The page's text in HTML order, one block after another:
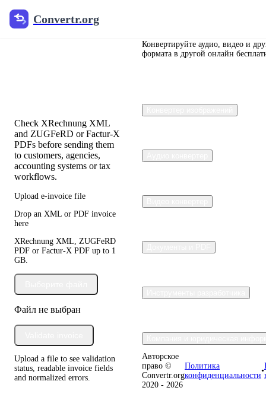
Convertr.org
Валидатор
Check XRechnung XML
and ZUGFeRD or Factur-X
PDFs before sending them
to customers, agencies,
accounting systems or tax
workflows.
Upload e-invoice file
Drop an XML or PDF invoice
here
XRechnung XML, ZUGFeRD
PDF or Factur-X PDF up to 1
GB.
Файл не выбран
Upload a file to see validation
status, readable invoice fields
and normalized errors.
Конвертируйте аудио, видео и
формата в другой онлайн
Авторское
право ©
Convertr.org
2020 - 2026
Политика
конфиденциальности
•